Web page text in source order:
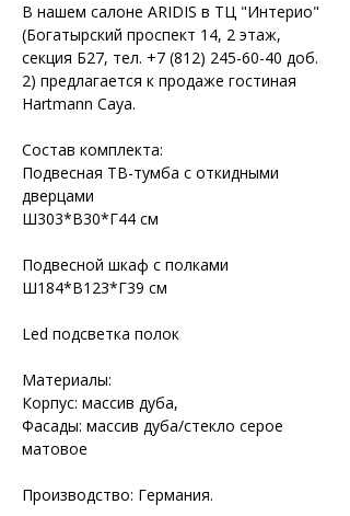
В нашем салоне ARIDIS в ТЦ "Интерио"
(Богатырский проспект 14, 2 этаж,
секция Б27, тел. +7 (812) 245-60-40 доб.
2) предлагается к продаже гостиная
Hartmann Caya.
Состав комплекта:
Подвесная ТВ-тумба с откидными
дверцами
Ш303*В30*Г44 см
Подвесной шкаф с полками
Ш184*В123*Г39 см
Led подсветка полок
Материалы:
Корпус: массив дуба,
Фасады: массив дуба/стекло серое
матовое
Производство: Германия.